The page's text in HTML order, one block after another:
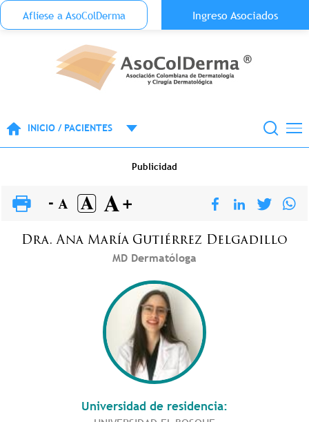
Pasar al contenido principal
Menu Top Anónimo
Aflíese a AsoColDerma Ingreso Asociados
INICIO / PACIENTES
Publicidad
Dra. Ana María Gutiérrez Delgadillo
MD Dermatóloga
Universidad de residencia: